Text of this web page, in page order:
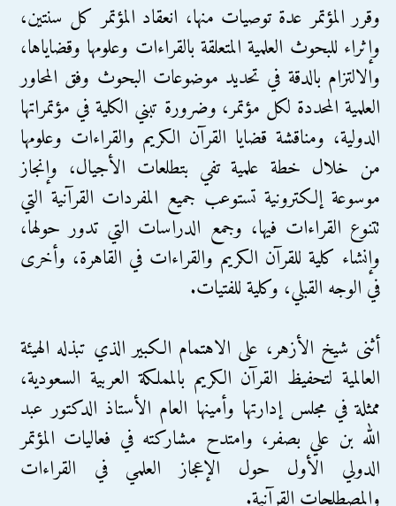
وقرر المؤتمر عدة توصيات منها، انعقاد المؤتمر كل سنتين،
وإثراء للبحوث العلمية المتعلقة بالقراءات وعلومها وقضاياها،
والالتزام بالدقة في تحديد موضوعات البحوث وفق المحاور
العلمية المحددة لكل مؤتمر، وضرورة تبني الكلية في مؤتمراتها
الدولية، ومناقشة قضايا القرآن الكريم والقراءات وعلومها
من خلال خطة علمية تفي بتطلعات الأجيال، وإنجاز
موسوعة إلكترونية تستوعب جميع المفردات القرآنية التي
تتنوع القراءات فيها، وجمع الدراسات التي تدور حولها،
وإنشاء كلية للقرآن الكريم والقراءات في القاهرة، وأخرى
في الوجه القبلي، وكلية للفتيات.
أثنى شيخ الأزهر، على الاهتمام الكبير الذي تبذله الهيئة
العالمية لتحفيظ القرآن الكريم بالمملكة العربية السعودية،
ممثلة في مجلس إدارتها وأمينها العام الأستاذ الدكتور عبد
الله بن علي بصفر، وامتدح مشاركته في فعاليات المؤتمر
الدولي الأول حول الإعجاز العلمي في القراءات